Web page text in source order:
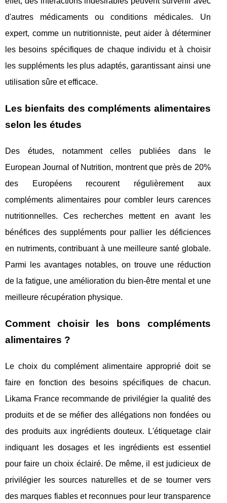
d'autres médicaments ou conditions médicales. Un
expert, comme un nutritionniste, peut aider à déterminer
les besoins spécifiques de chaque individu et à choisir
les suppléments les plus adaptés, garantissant ainsi une
utilisation sûre et efficace.
Les bienfaits des compléments alimentaires
selon les études
Des études, notamment celles publiées dans le
European Journal of Nutrition, montrent que près de 20%
des Européens recourent régulièrement aux
compléments alimentaires pour combler leurs carences
nutritionnelles. Ces recherches mettent en avant les
bénéfices des suppléments pour pallier les déficiences
en nutriments, contribuant à une meilleure santé globale.
Parmi les avantages notables, on trouve une réduction
de la fatigue, une amélioration du bien-être mental et une
meilleure récupération physique.
Comment choisir les bons compléments
alimentaires ?
Le choix du complément alimentaire approprié doit se
faire en fonction des besoins spécifiques de chacun.
Likama France recommande de privilégier la qualité des
produits et de se méfier des allégations non fondées ou
des produits aux ingrédients douteux. L'étiquetage clair
indiquant les dosages et les ingrédients est essentiel
pour faire un choix éclairé. De même, il est judicieux de
privilégier les sources naturelles et de se tourner vers
des marques fiables et reconnues pour leur transparence